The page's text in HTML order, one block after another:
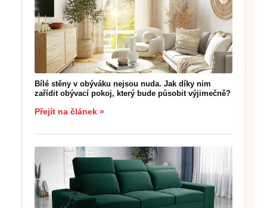
Bílé stěny v obýváku nejsou nuda. Jak díky nim
zařídit obývací pokoj, který bude působit výjimečně?
Přejít na článek »